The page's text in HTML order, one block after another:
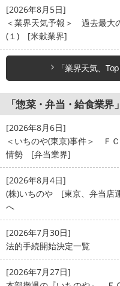
[2026年8月5日]
＜業界天気予報＞ 過去最大
(１) [米穀業界]
「業界天気、
「惣菜・弁当・給食業
[2026年8月6日]
＜いちのや(東京)事件＞ Ｆ
情勢 [弁当業界]
[2026年8月4日]
(株)いちのや [東京、弁当店
へ
[2026年7月30日]
法的手続開始決定一覧
[2026年7月27日]